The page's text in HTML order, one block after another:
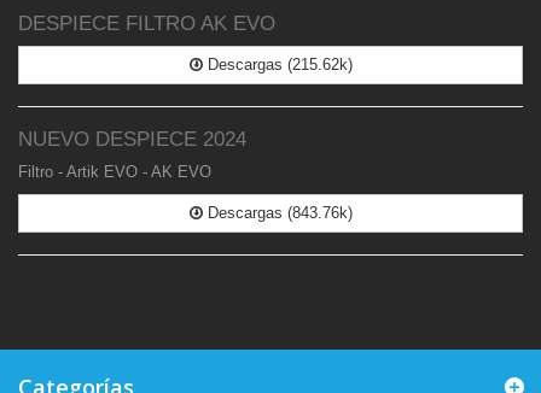
DESPIECE FILTRO AK EVO
Descargas (215.62k)
NUEVO DESPIECE 2024
Filtro - Artik EVO - AK EVO
Descargas (843.76k)
Categorías